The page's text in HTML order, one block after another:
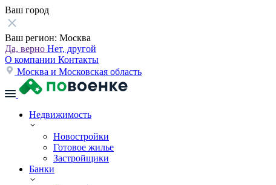
Ваш город
Ваш регион: Москва
Да, верно Нет, другой
О компании Контакты
Москва и Московская область
Недвижимость
Новостройки
Готовое жилье
Застройщики
Банки